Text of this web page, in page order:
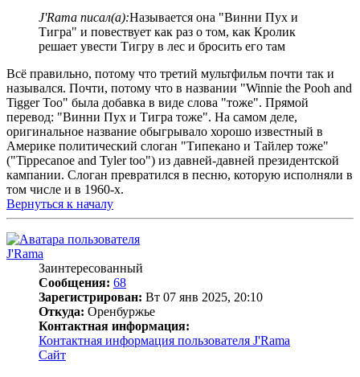
J'Rama писал(а):Называется она "Винни Пух и
Тигра" и повествует как раз о том, как Кролик
решает увести Тигру в лес и бросить его там
Всё правильно, потому что третий мультфильм почти так и
назывался. Почти, потому что в названии "Winnie the Pooh and
Tigger Too" была добавка в виде слова "тоже". Прямой
перевод: "Винни Пух и Тигра тоже". На самом деле,
оригинальное название обыгрывало хорошо известный в
Америке политический слоган "Типекано и Тайлер тоже"
("Tippecanoe and Tyler too") из давней-давней президентской
кампании. Слоган превратился в песню, которую исполняли в
том числе и в 1960-х.
Вернуться к началу
J'Rama
Заинтересованный
Сообщения: 68
Зарегистрирован: Вт 07 янв 2025, 20:10
Откуда: Оренбуржье
Контактная информация:
Контактная информация пользователя J'Rama
Сайт